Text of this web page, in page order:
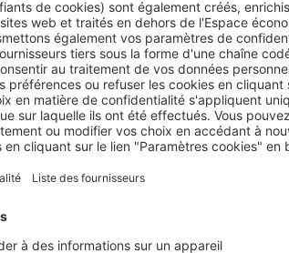
Actualités
Les prévisions de
Suite à une année 2023 marquée à la
d'intérêt du crédit immobilier et une
quantité de nouvelles constructions